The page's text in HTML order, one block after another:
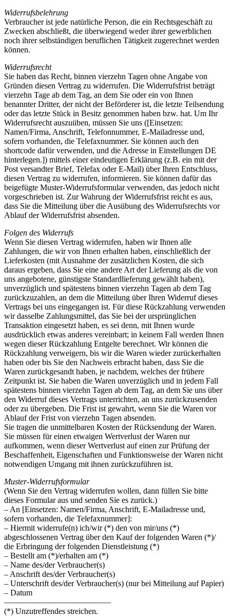
Widerrufsbelehrung
Verbraucher ist jede natürliche Person, die ein Rechtsgeschäft zu
Zwecken abschließt, die überwiegend weder ihrer gewerblichen
noch ihrer selbständigen beruflichen Tätigkeit zugerechnet werden
können.
Widerrufsrecht
Sie haben das Recht, binnen vierzehn Tagen ohne Angabe von
Gründen diesen Vertrag zu widerrufen. Die Widerrufsfrist beträgt
vierzehn Tage ab dem Tag, an dem Sie oder ein von Ihnen
benannter Dritter, der nicht der Beförderer ist, die letzte Teilsendung
oder das letzte Stück in Besitz genommen haben bzw. hat. Um Ihr
Widerrufsrecht auszuüben, müssen Sie uns ([Einsetzen:
Namen/Firma, Anschrift, Telefonnummer, E-Mailadresse und,
sofern vorhanden, die Telefaxnummer. Sie können auch den
shortcode dafür verwenden, und die Adresse in Einstellungen DE
hinterlegen.]) mittels einer eindeutigen Erklärung (z.B. ein mit der
Post versandter Brief, Telefax oder E-Mail) über Ihren Entschluss,
diesen Vertrag zu widerrufen, informieren. Sie können dafür das
beigefügte Muster-Widerrufsformular verwenden, das jedoch nicht
vorgeschrieben ist. Zur Wahrung der Widerrufsfrist reicht es aus,
dass Sie die Mitteilung über die Ausübung des Widerrufsrechts vor
Ablauf der Widerrufsfrist absenden.
Folgen des Widerrufs
Wenn Sie diesen Vertrag widerrufen, haben wir Ihnen alle
Zahlungen, die wir von Ihnen erhalten haben, einschließlich der
Lieferkosten (mit Ausnahme der zusätzlichen Kosten, die sich
daraus ergeben, dass Sie eine andere Art der Lieferung als die von
uns angebotene, günstigste Standardlieferung gewählt haben),
unverzüglich und spätestens binnen vierzehn Tagen ab dem Tag
zurückzuzahlen, an dem die Mitteilung über Ihren Widerruf dieses
Vertrags bei uns eingegangen ist. Für diese Rückzahlung verwenden
wir dasselbe Zahlungsmittel, das Sie bei der ursprünglichen
Transaktion eingesetzt haben, es sei denn, mit Ihnen wurde
ausdrücklich etwas anderes vereinbart; in keinem Fall werden Ihnen
wegen dieser Rückzahlung Entgelte berechnet. Wir können die
Rückzahlung verweigern, bis wir die Waren wieder zurückerhalten
haben oder bis Sie den Nachweis erbracht haben, dass Sie die
Waren zurückgesandt haben, je nachdem, welches der frühere
Zeitpunkt ist. Sie haben die Waren unverzüglich und in jedem Fall
spätestens binnen vierzehn Tagen ab dem Tag, an dem Sie uns über
den Widerruf dieses Vertrags unterrichten, an uns zurückzusenden
oder zu übergeben. Die Frist ist gewahrt, wenn Sie die Waren vor
Ablauf der Frist von vierzehn Tagen absenden.
Sie tragen die unmittelbaren Kosten der Rücksendung der Waren.
Sie müssen für einen etwaigen Wertverlust der Waren nur
aufkommen, wenn dieser Wertverlust auf einen zur Prüfung der
Beschaffenheit, Eigenschaften und Funktionsweise der Waren nicht
notwendigen Umgang mit ihnen zurückzuführen ist.
Muster-Widerrufsformular
(Wenn Sie den Vertrag widerrufen wollen, dann füllen Sie bitte
dieses Formular aus und senden Sie es zurück.)
– An [Einsetzen: Namen/Firma, Anschrift, E-Mailadresse und,
sofern vorhanden, die Telefaxnummer]:
– Hiermit widerrufe(n) ich/wir (*) den von mir/uns (*)
abgeschlossenen Vertrag über den Kauf der folgenden Waren (*)/
die Erbringung der folgenden Dienstleistung (*)
– Bestellt am (*)/erhalten am (*)
– Name des/der Verbraucher(s)
– Anschrift des/der Verbraucher(s)
– Unterschrift des/der Verbraucher(s) (nur bei Mitteilung auf Papier)
– Datum
—————————————
(*) Unzutreffendes streichen.